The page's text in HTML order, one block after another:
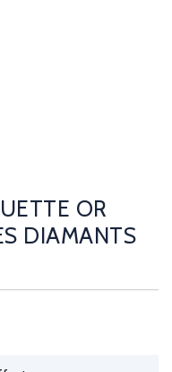
OR
DIAMANTS